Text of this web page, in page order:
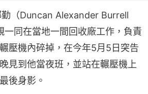
（Duncan Alexander Burrell
同在當地一間回收廠工作，負責
壓機內碎掉，在今年5月5日突告
見到他當夜班，並站在輾壓機上
後身影。